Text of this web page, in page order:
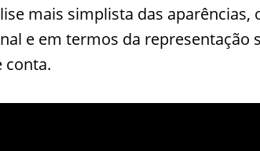
mais simplista das
e em termos da representação
conta.